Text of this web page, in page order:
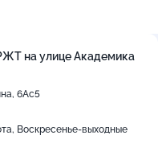
на улице Академика
6Ас5
Воскресенье-выходные